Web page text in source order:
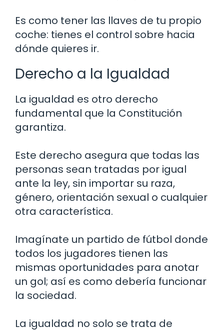
Es como tener las llaves de tu propio
coche: tienes el control sobre hacia
dónde quieres ir.
Derecho a la Igualdad
La igualdad es otro derecho
fundamental que la Constitución
garantiza.
Este derecho asegura que todas las
personas sean tratadas por igual
ante la ley, sin importar su raza,
género, orientación sexual o cualquier
otra característica.
Imagínate un partido de fútbol donde
todos los jugadores tienen las
mismas oportunidades para anotar
un gol; así es como debería funcionar
la sociedad.
La igualdad no solo se trata de